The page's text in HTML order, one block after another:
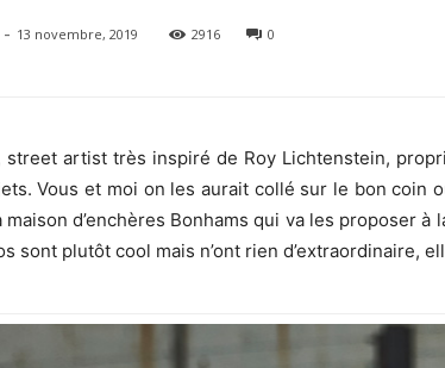
- 13 novembre, 2019 2916 0
street artist très inspiré de Roy Lichtenstein,
Vous et moi on les aurait collé sur le bon coin
maison d’enchères Bonhams qui va les proposer
sont plutôt cool mais n’ont rien